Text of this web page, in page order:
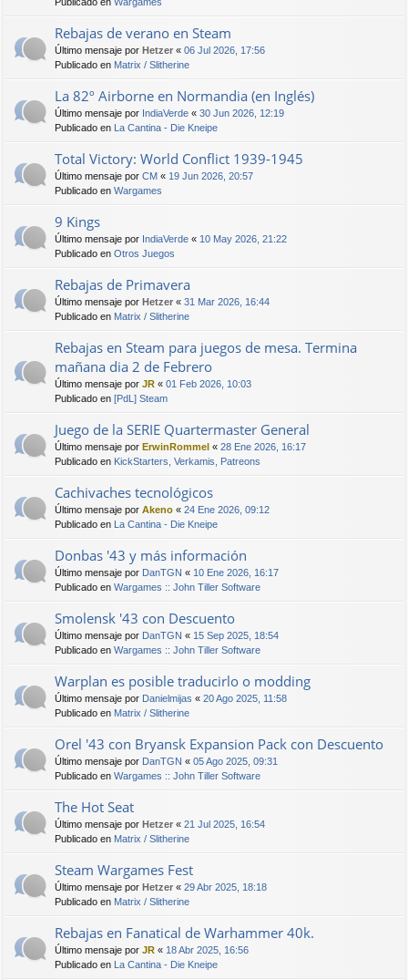
Rebajas de verano en Steam
Último mensaje por Hetzer « 06 Jul 2026, 17:56
Publicado en Matrix / Slitherine
La 82º Airborne en Normandia (en Inglés)
Último mensaje por IndiaVerde « 30 Jun 2026, 12:19
Publicado en La Cantina - Die Kneipe
Total Victory: World Conflict 1939-1945
Último mensaje por CM « 19 Jun 2026, 20:57
Publicado en Wargames
9 Kings
Último mensaje por IndiaVerde « 10 May 2026, 21:22
Publicado en Otros Juegos
Rebajas de Primavera
Último mensaje por Hetzer « 31 Mar 2026, 16:44
Publicado en Matrix / Slitherine
Rebajas en Steam para juegos de mesa. Termina
mañana dia 2 de Febrero
Último mensaje por JR « 01 Feb 2026, 10:03
Publicado en [PdL] Steam
Juego de la SERIE Quartermaster General
Último mensaje por ErwinRommel « 28 Ene 2026, 16:17
Publicado en KickStarters, Verkamis, Patreons
Cachivaches tecnológicos
Último mensaje por Akeno « 24 Ene 2026, 09:12
Publicado en La Cantina - Die Kneipe
Donbas '43 y más información
Último mensaje por DanTGN « 10 Ene 2026, 16:17
Publicado en Wargames :: John Tiller Software
Smolensk '43 con Descuento
Último mensaje por DanTGN « 15 Sep 2025, 18:54
Publicado en Wargames :: John Tiller Software
Warplan es posible traducirlo o modding
Último mensaje por Danielmijas « 20 Ago 2025, 11:58
Publicado en Matrix / Slitherine
Orel '43 con Bryansk Expansion Pack con Descuento
Último mensaje por DanTGN « 05 Ago 2025, 09:31
Publicado en Wargames :: John Tiller Software
The Hot Seat
Último mensaje por Hetzer « 21 Jul 2025, 16:54
Publicado en Matrix / Slitherine
Steam Wargames Fest
Último mensaje por Hetzer « 29 Abr 2025, 18:18
Publicado en Matrix / Slitherine
Rebajas en Fanatical de Warhammer 40k.
Último mensaje por JR « 18 Abr 2025, 16:56
Publicado en La Cantina - Die Kneipe